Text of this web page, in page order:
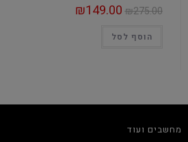
₪275.00
₪149.00
הוסף לסל
מחשבים ועוד